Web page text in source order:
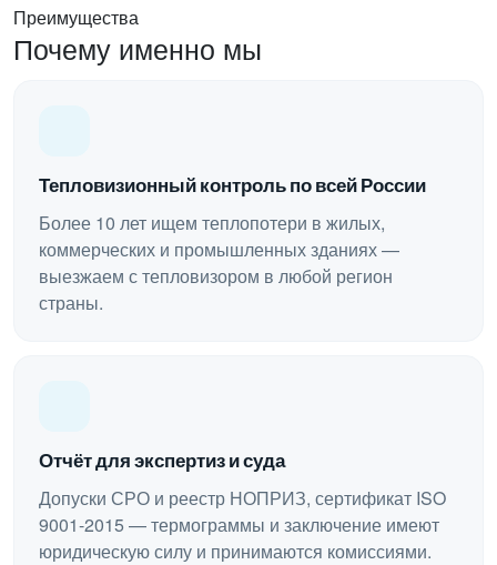
Преимущества
Почему именно мы
Тепловизионный контроль по всей России
Более 10 лет ищем теплопотери в жилых,
коммерческих и промышленных зданиях —
выезжаем с тепловизором в любой регион
страны.
Отчёт для экспертиз и суда
Допуски СРО и реестр НОПРИЗ, сертификат ISO
9001-2015 — термограммы и заключение имеют
юридическую силу и принимаются комиссиями.